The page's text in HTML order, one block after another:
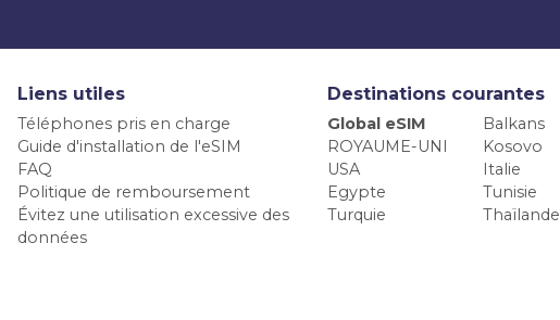
Liens utiles
Téléphones pris en charge
Guide d'installation de l'eSIM
FAQ
Politique de remboursement
Évitez une utilisation excessive des
données
Destinations courantes
Global eSIM
Balkans
ROYAUME-UNI
Kosovo
USA
Italie
Egypte
Tunisie
Turquie
Thaïlande